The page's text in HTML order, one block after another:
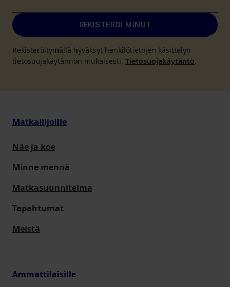
REKISTERÖI MINUT
Rekisteröitymällä hyväksyt henkilötietojen käsittelyn
tietosuojakäytännön mukaisesti. Tietosuojakäytäntö.
Matkailijoille
Näe ja koe
Minne mennä
Matkasuunnitelma
Tapahtumat
Meistä
Ammattilaisille